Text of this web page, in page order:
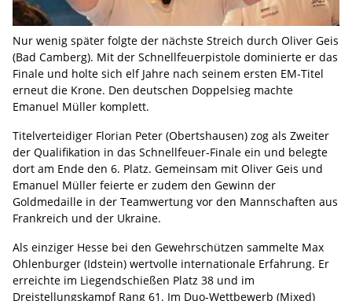
Nur wenig später folgte der nächste Streich durch Oliver Geis
(Bad Camberg). Mit der Schnellfeuerpistole dominierte er das
Finale und holte sich elf Jahre nach seinem ersten EM-Titel
erneut die Krone. Den deutschen Doppelsieg machte
Emanuel Müller komplett.
Titelverteidiger Florian Peter (Obertshausen) zog als Zweiter
der Qualifikation in das Schnellfeuer-Finale ein und belegte
dort am Ende den 6. Platz. Gemeinsam mit Oliver Geis und
Emanuel Müller feierte er zudem den Gewinn der
Goldmedaille in der Teamwertung vor den Mannschaften aus
Frankreich und der Ukraine.
Als einziger Hesse bei den Gewehrschützen sammelte Max
Ohlenburger (Idstein) wertvolle internationale Erfahrung. Er
erreichte im Liegendschießen Platz 38 und im
Dreistellungskampf Rang 61. Im Duo-Wettbewerb (Mixed)